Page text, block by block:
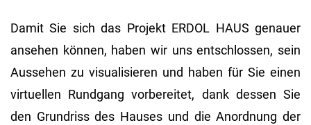
Damit Sie sich das Projekt ERDOL HAUS genauer
ansehen können, haben wir uns entschlossen, sein
Aussehen zu visualisieren und haben für Sie einen
virtuellen Rundgang vorbereitet, dank dessen Sie
den Grundriss des Hauses und die Anordnung der